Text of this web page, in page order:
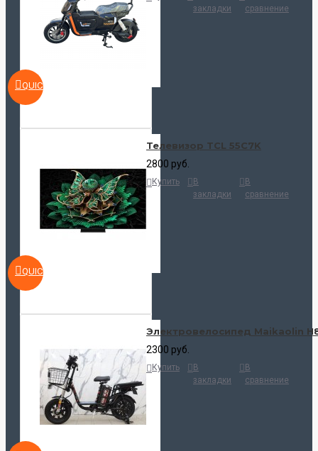
QUICKVIEW
закладки
сравнение
QUICKVIEW
Телевизор TCL 55C7K
2800 руб.
Купить
В
закладки
В
сравнение
Электровелосипед Maikaolin
2300 руб.
Купить
В
закладки
В
сравнение